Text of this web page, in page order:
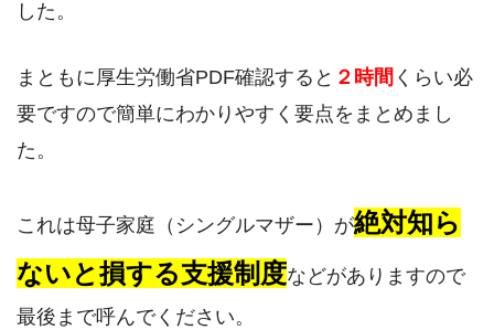
した。
まともに厚生労働省PDF確認すると ２時間 くらい必
要ですので簡単にわかりやすく要点をまとめまし
た。
これは母子家庭（シングルマザー）が絶対知ら
ないと損する支援制度などがありますので
最後まで呼んでください。